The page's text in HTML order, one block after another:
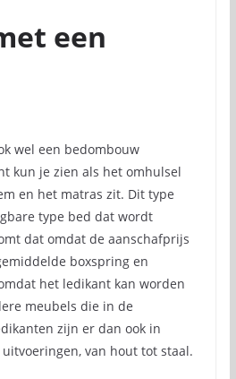
een
wel een bedombouw
kun je zien als het omhulsel
en het matras zit. Dit type
type bed dat wordt
dat omdat de aanschafprijs
boxspring en
het ledikant kan worden
meubels die in de
zijn er dan ook in
van hout tot staal.